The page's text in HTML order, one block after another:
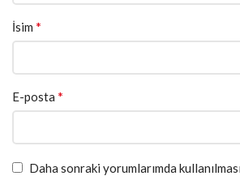
İsim *
E-posta *
Daha sonraki yorumlarımda